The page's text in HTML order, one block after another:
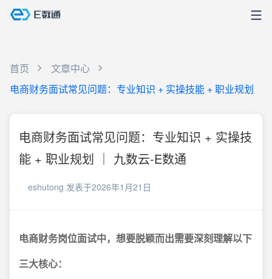
首页
文章中心
电商财务面试常见问题：专业知识 + 实操技能 + 职业规划
电商财务面试常见问题：专业知识 + 实操技
能 + 职业规划 ｜ 九数云-E数通
eshutong 发表于2026年1月21日
电商财务岗位面试中，想要脱颖而出需要深刻理解以下
三大核心：